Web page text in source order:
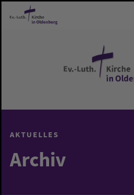
Zum Hauptinhalt springen
AKTUELLES
Archiv